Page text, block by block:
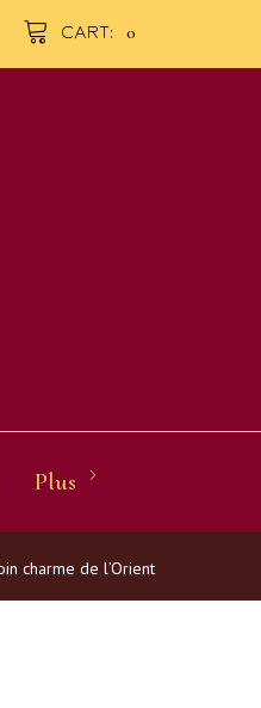
CART: 0
Plus
charme de l’Orient